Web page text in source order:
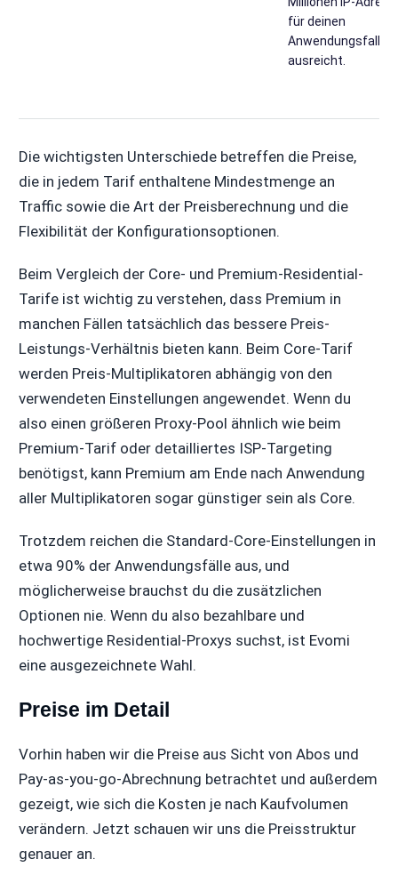
für deinen
Anwendungsfall
ausreicht.
Die wichtigsten Unterschiede betreffen die Preise,
die in jedem Tarif enthaltene Mindestmenge an
Traffic sowie die Art der Preisberechnung und die
Flexibilität der Konfigurationsoptionen.
Beim Vergleich der Core- und Premium-Residential-
Tarife ist wichtig zu verstehen, dass Premium in
manchen Fällen tatsächlich das bessere Preis-
Leistungs-Verhältnis bieten kann. Beim Core-Tarif
werden Preis-Multiplikatoren abhängig von den
verwendeten Einstellungen angewendet. Wenn du
also einen größeren Proxy-Pool ähnlich wie beim
Premium-Tarif oder detailliertes ISP-Targeting
benötigst, kann Premium am Ende nach Anwendung
aller Multiplikatoren sogar günstiger sein als Core.
Trotzdem reichen die Standard-Core-Einstellungen in
etwa 90% der Anwendungsfälle aus, und
möglicherweise brauchst du die zusätzlichen
Optionen nie. Wenn du also bezahlbare und
hochwertige Residential-Proxys suchst, ist Evomi
eine ausgezeichnete Wahl.
Preise im Detail
Vorhin haben wir die Preise aus Sicht von Abos und
Pay-as-you-go-Abrechnung betrachtet und außerdem
gezeigt, wie sich die Kosten je nach Kaufvolumen
verändern. Jetzt schauen wir uns die Preisstruktur
genauer an.